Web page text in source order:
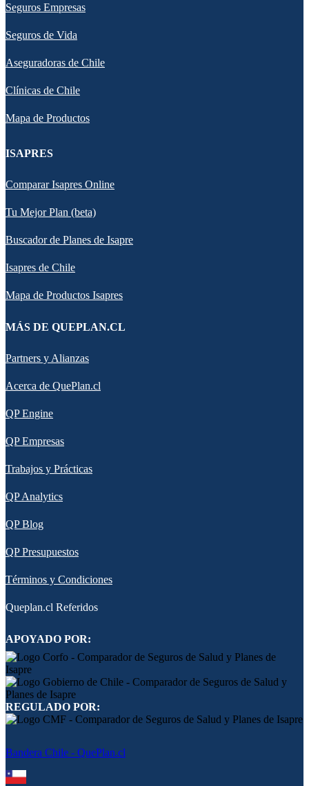
Seguros Empresas
Seguros de Vida
Aseguradoras de Chile
Clínicas de Chile
Mapa de Productos
ISAPRES
Comparar Isapres Online
Tu Mejor Plan (beta)
Buscador de Planes de Isapre
Isapres de Chile
Mapa de Productos Isapres
MÁS DE QUEPLAN.CL
Partners y Alianzas
Acerca de QuePlan.cl
QP Engine
QP Empresas
Trabajos y Prácticas
QP Analytics
QP Blog
QP Presupuestos
Términos y Condiciones
Queplan.cl Referidos
APOYADO POR:
REGULADO POR:
Bandera Chile - QuePlan.cl